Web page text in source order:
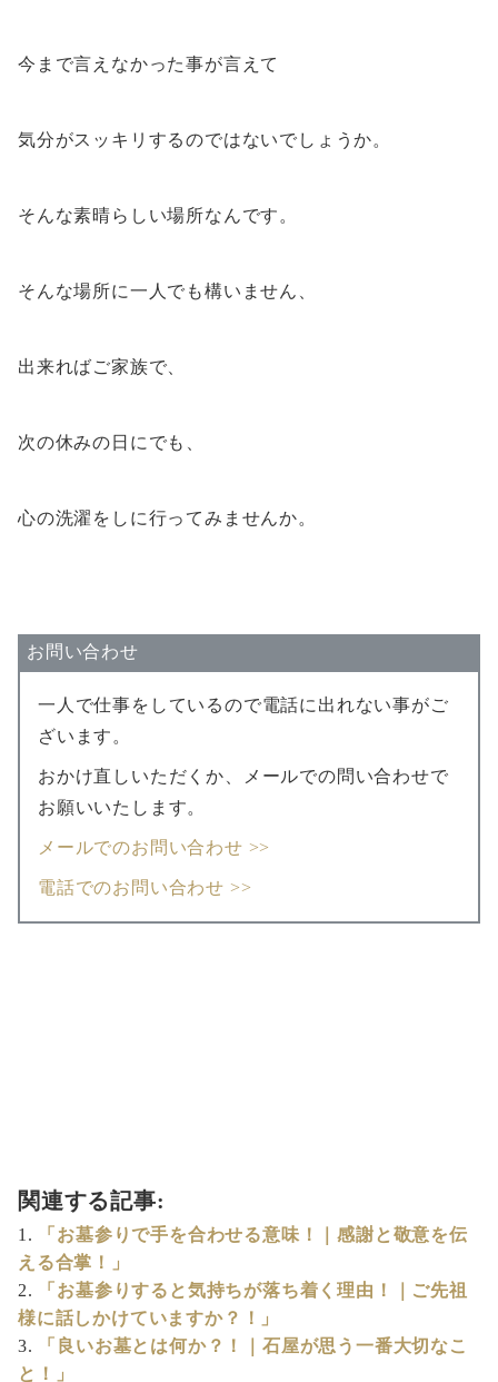
今まで言えなかった事が言えて
気分がスッキリするのではないでしょうか。
そんな素晴らしい場所なんです。
そんな場所に一人でも構いません、
出来ればご家族で、
次の休みの日にでも、
心の洗濯をしに行ってみませんか。
お問い合わせ
一人で仕事をしているので電話に出れない事がご
ざいます。
おかけ直しいただくか、メールでの問い合わせで
お願いいたします。
メールでのお問い合わせ >>
電話でのお問い合わせ >>
関連する記事:
「お墓参りで手を合わせる意味！｜感謝と敬意を伝
える合掌！」
「お墓参りすると気持ちが落ち着く理由！｜ご先祖
様に話しかけていますか？！」
「良いお墓とは何か？！｜石屋が思う一番大切なこ
と！」